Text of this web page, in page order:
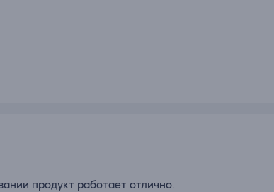
продукт работает отлично.